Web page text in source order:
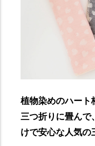
植物染めのハート
三つ折りに畳んで
けで安心な人気の